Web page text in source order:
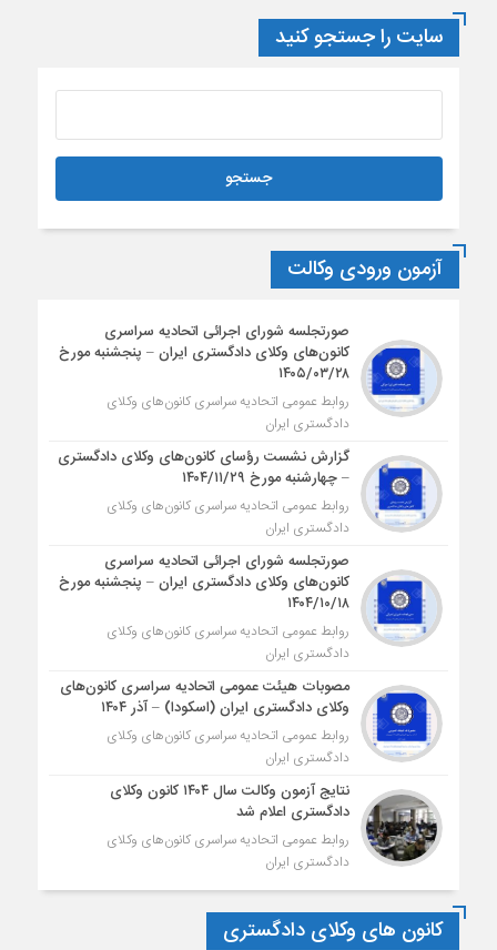
سایت را جستجو کنید
آزمون ورودی وکالت
صورتجلسه شورای اجرائی اتحادیه سراسری
کانون‌های وکلای دادگستری ایران – پنجشنبه مورخ
۱۴۰۵/۰۳/۲۸
روابط عمومی اتحادیه سراسری کانون‌های وکلای
دادگستری ایران
گزارش نشست رؤسای کانون‌های وکلای دادگستری
– چهارشنبه مورخ ۱۴۰۴/۱۱/۲۹
روابط عمومی اتحادیه سراسری کانون‌های وکلای
دادگستری ایران
صورتجلسه شورای اجرائی اتحادیه سراسری
کانون‌های وکلای دادگستری ایران – پنجشنبه مورخ
۱۴۰۴/۱۰/۱۸
روابط عمومی اتحادیه سراسری کانون‌های وکلای
دادگستری ایران
مصوبات هیئت عمومی اتحادیه سراسری کانون‌های
وکلای دادگستری ایران (اسکودا) – آذر ۱۴۰۴
روابط عمومی اتحادیه سراسری کانون‌های وکلای
دادگستری ایران
نتایج آزمون وکالت سال ۱۴۰۴ کانون وکلای
دادگستری اعلام شد
روابط عمومی اتحادیه سراسری کانون‌های وکلای
دادگستری ایران
کانون های وکلای دادگستری